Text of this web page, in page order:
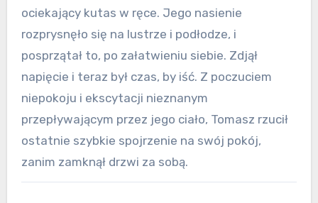
ociekający kutas w ręce. Jego nasienie
rozprysnęło się na lustrze i podłodze, i
posprzątał to, po załatwieniu siebie. Zdjął
napięcie i teraz był czas, by iść. Z poczuciem
niepokoju i ekscytacji nieznanym
przepływającym przez jego ciało, Tomasz rzucił
ostatnie szybkie spojrzenie na swój pokój,
zanim zamknął drzwi za sobą.